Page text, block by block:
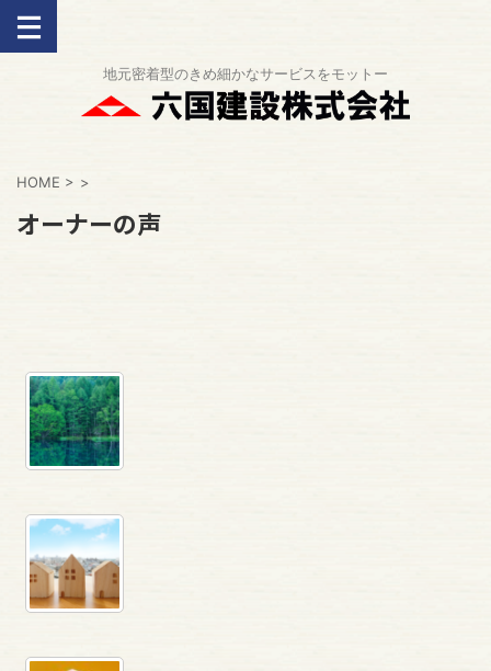
地元密着型のきめ細かなサービスをモットー
HOME > >
オーナーの声